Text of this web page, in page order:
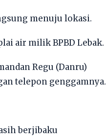
menuju lokasi.
air milik BPBD Lebak.
Regu (Danru)
telepon genggamnya.
berjibaku